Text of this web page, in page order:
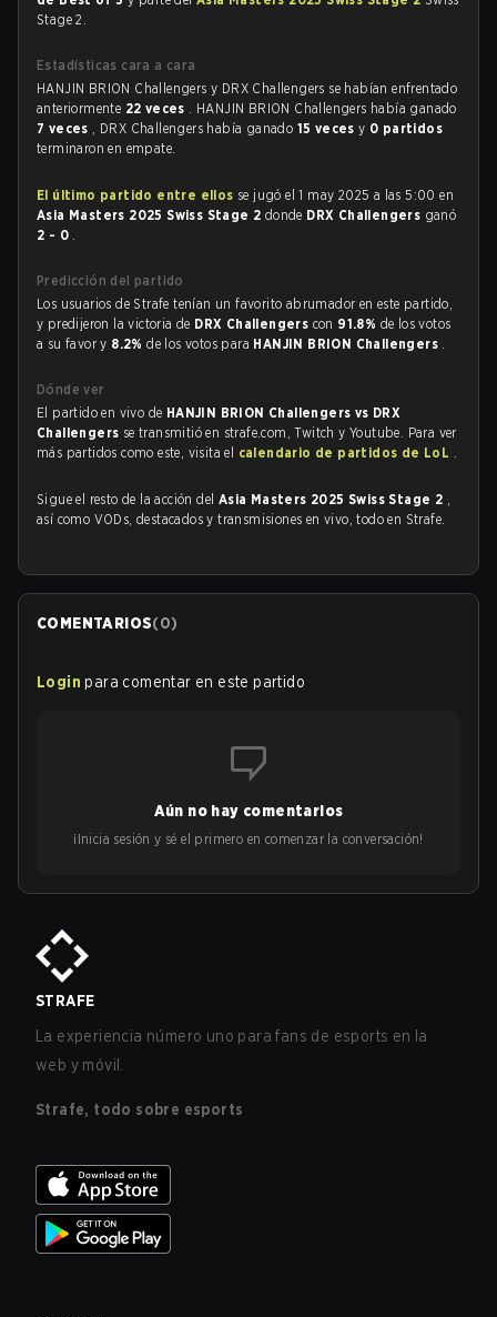
Stage 2.
Estadísticas cara a cara
HANJIN BRION Challengers y DRX Challengers se habían enfrentado
anteriormente 22 veces . HANJIN BRION Challengers había ganado
7 veces , DRX Challengers había ganado 15 vecesy 0 partidos
terminaron en empate.
El último partido entre ellos se jugó el 1 may 2025 a las 5:00 en
Asia Masters 2025 Swiss Stage 2 donde DRX Challengers ganó
2 - 0 .
Predicción del partido
Los usuarios de Strafe tenían un favorito abrumador en este partido,
y predijeron la victoria de DRX Challengers con 91.8% de los votos
a su favor y 8.2%de los votos para HANJIN BRION Challengers .
Dónde ver
El partido en vivo de HANJIN BRION Challengers vs DRX
Challengers se transmitió en strafe.com, Twitch y Youtube. Para ver
más partidos como este, visita el calendario de partidos de LoL .
Sigue el resto de la acción del Asia Masters 2025 Swiss Stage 2 ,
así como VODs, destacados y transmisiones en vivo, todo en Strafe.
COMENTARIOS(0)
Login para comentar en este partido
Aún no hay comentarios
¡Inicia sesión y sé el primero en comenzar la conversación!
STRAFE
La experiencia número uno para fans de esports en la
web y móvil.
Strafe, todo sobre esports